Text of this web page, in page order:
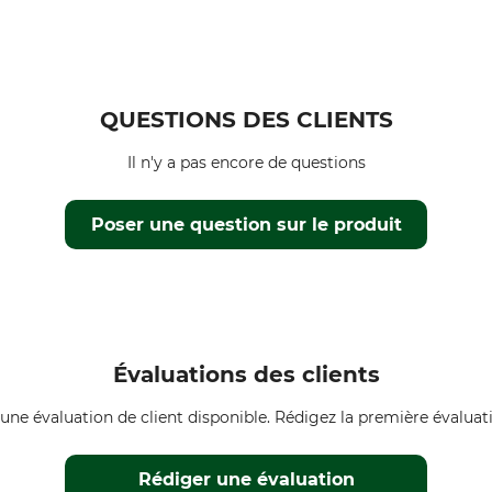
QUESTIONS DES CLIENTS
Poser une question sur le produit
Il n'y a pas encore de questions
Évaluations des clients
évaluation de client disponible. Rédigez la première
Rédiger une évaluation